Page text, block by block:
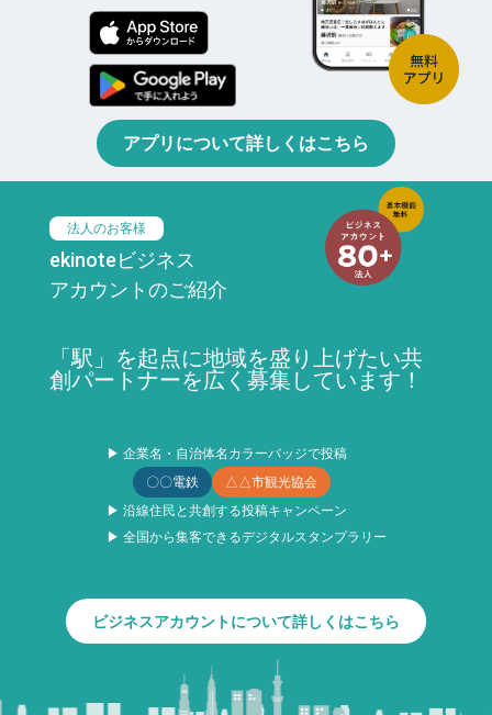
アプリについて詳しくはこちら
法人のお客様
ekinoteビジネス
アカウントのご紹介
「駅」を起点に地域を盛り上げたい共
創パートナーを広く募集しています！
▶ 企業名・自治体名カラーバッジで投稿
〇〇電鉄
△△市観光協会
▶ 沿線住民と共創する投稿キャンペーン
▶ 全国から集客できるデジタルスタンプラリー
ビジネスアカウントについて詳しくはこちら